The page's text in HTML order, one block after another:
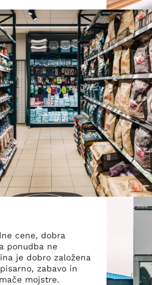
cene, dobra
ponudba ne
je dobro založena
zabavo in
mojstre.